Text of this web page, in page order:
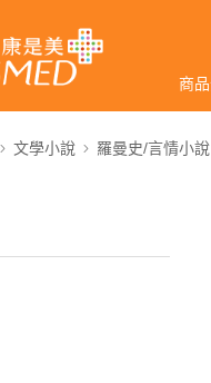
商
文學小說 羅曼史/言情小說